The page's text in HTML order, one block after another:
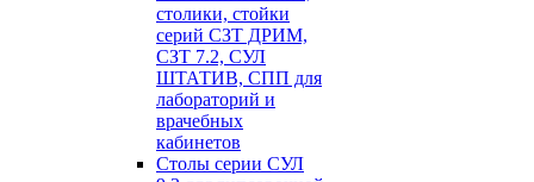
столики, стойки
серий СЗТ ДРИМ,
СЗТ 7.2, СУЛ
ШТАТИВ, СПП для
лабораторий и
врачебных
кабинетов
Столы серии СУЛ